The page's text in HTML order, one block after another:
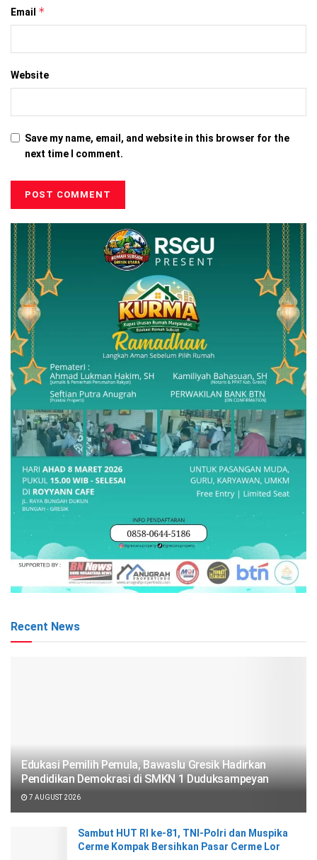
Email *
Website
Save my name, email, and website in this browser for the
next time I comment.
Recent News
Edukasi Pemilih Pemula, Bawaslu Gresik Hadirkan
Pendidikan Demokrasi di SMKN 1 Duduksampeyan
7 AUGUST 2026
Sambut HUT RI ke-81, TNI-Polri dan Muspika
Cerme Kompak Bersihkan Pasar Cerme Lor